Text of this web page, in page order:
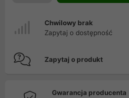
Chwilowy brak
Zapytaj o dostępność
Zapytaj o produkt
Gwarancja producenta